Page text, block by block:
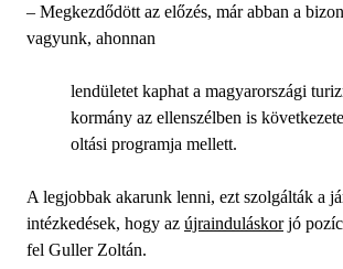
– Megkezdődött az előzés, már abban a
vagyunk, ahonnan
lendületet kaphat a magyarországi
kormány az ellenszélben is
oltási programja mellett.
A legjobbak akarunk lenni, ezt szolgálták a
intézkedések, hogy az újrainduláskorjó
fel Guller Zoltán.